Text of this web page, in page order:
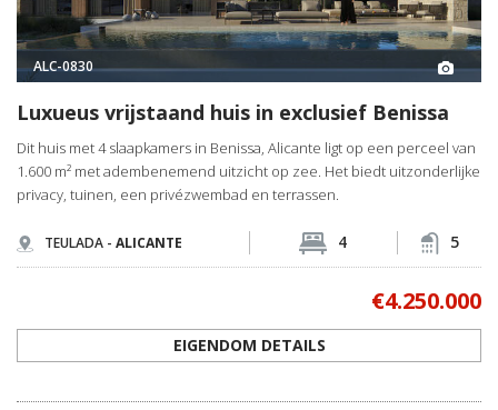
ALC-0830
Luxueus vrijstaand huis in exclusief Benissa
Dit huis met 4 slaapkamers in Benissa, Alicante ligt op een perceel van
1.600 m² met adembenemend uitzicht op zee. Het biedt uitzonderlijke
privacy, tuinen, een privézwembad en terrassen.
TEULADA - ALICANTE 4 5
€4.250.000
EIGENDOM DETAILS